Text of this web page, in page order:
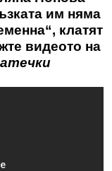
им няма
клатят
видеото на